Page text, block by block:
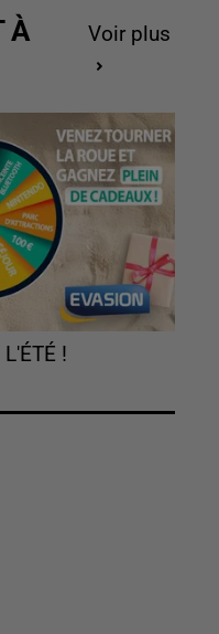
À
Voir plus
!